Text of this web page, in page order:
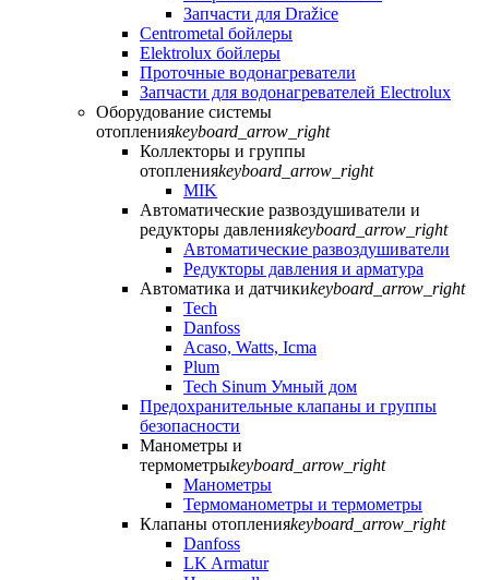
Запчасти для Dražice
Centrometal бойлеры
Elektrolux бойлеры
Проточные водонагреватели
Запчасти для водонагревателей Electrolux
Оборудование системы
отопленияkeyboard_arrow_right
Коллекторы и группы
отопленияkeyboard_arrow_right
MIK
Автоматические развоздушиватели и
редукторы давленияkeyboard_arrow_right
Автоматические развоздушиватели
Редукторы давления и арматура
Автоматика и датчикиkeyboard_arrow_right
Tech
Danfoss
Acaso, Watts, Icma
Plum
Tech Sinum Умный дом
Предохранительные клапаны и группы
безопасности
Манометры и
термометрыkeyboard_arrow_right
Манометры
Термоманометры и термометры
Клапаны отопленияkeyboard_arrow_right
Danfoss
LK Armatur